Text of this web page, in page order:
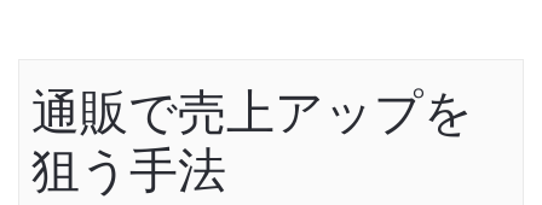
通販で売上アップを
狙う手法